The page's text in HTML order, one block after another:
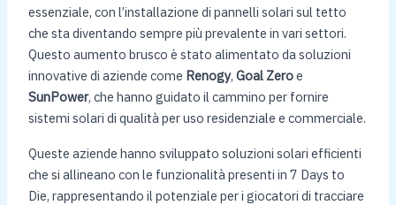
essenziale, con l’installazione di pannelli solari sul tetto
che sta diventando sempre più prevalente in vari settori.
Questo aumento brusco è stato alimentato da soluzioni
innovative di aziende come Renogy, Goal Zeroe
SunPower, che hanno guidato il cammino per fornire
sistemi solari di qualità per uso residenziale e commerciale.
Queste aziende hanno sviluppato soluzioni solari efficienti
che si allineano con le funzionalità presenti in 7 Days to
Die, rappresentando il potenziale per i giocatori di tracciare